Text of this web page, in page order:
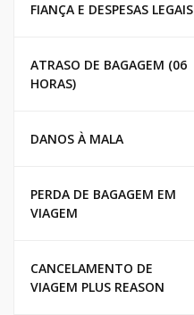
FIANÇA E DESPESAS LEGAIS
ATRASO DE BAGAGEM (06
HORAS)
DANOS À MALA
PERDA DE BAGAGEM EM
VIAGEM
CANCELAMENTO DE
VIAGEM PLUS REASON